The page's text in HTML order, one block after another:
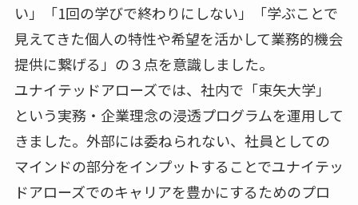
い」「1回の学びで終わりにしない」「学ぶことで
見えてきた個人の特性や希望を活かして業務的機会
提供に繋げる」の３点を意識しました。
ユナイテッドアローズでは、社内で「束矢大学」
という実務・企業理念の浸透プログラムを運用して
きました。外部には委ねられない、社員としての
マインドの部分をインプットすることでユナイテッ
ドアローズでのキャリアを豊かにするためのプロ